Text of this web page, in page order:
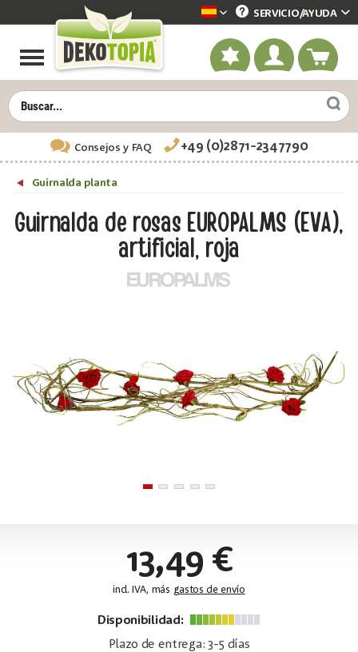
Dekotopia spanisch
SERVICIO/AYUDA
Consejos y FAQ +49 (0)2871-2347790
Guirnalda planta
Guirnalda de rosas EUROPALMS (EVA),
artificial, roja
13,49 €
incl. IVA, más gastos de envío
Disponibilidad:
Plazo de entrega: 3-5 días